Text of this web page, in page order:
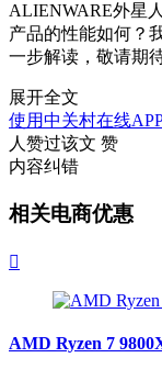
ALIENWARE外星
产品的性能如何？
一步解读，敬请期
展开全文
使用中关村在线
人赞过该文 赞
内容纠错
相关电商优惠

AMD Ryzen 7